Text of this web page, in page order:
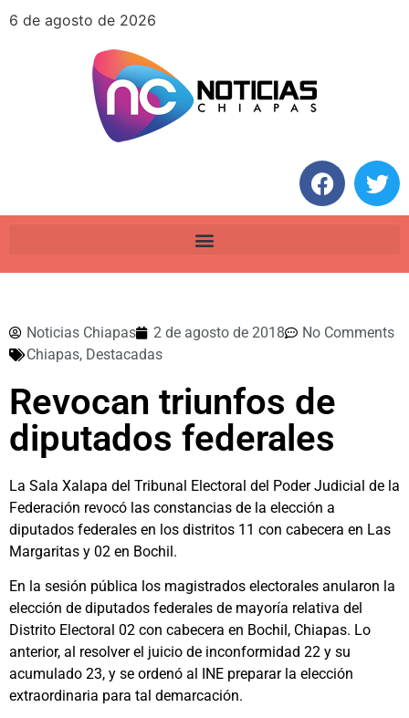
6 de agosto de 2026
Noticias Chiapas 2 de agosto de 2018
No Comments
Chiapas, Destacadas
Revocan triunfos de
diputados federales
La Sala Xalapa del Tribunal Electoral del Poder Judicial de la
Federación revocó las constancias de la elección a
diputados federales en los distritos 11 con cabecera en Las
Margaritas y 02 en Bochil.
En la sesión pública los magistrados electorales anularon la
elección de diputados federales de mayoría relativa del
Distrito Electoral 02 con cabecera en Bochil, Chiapas. Lo
anterior, al resolver el juicio de inconformidad 22 y su
acumulado 23, y se ordenó al INE preparar la elección
extraordinaria para tal demarcación.